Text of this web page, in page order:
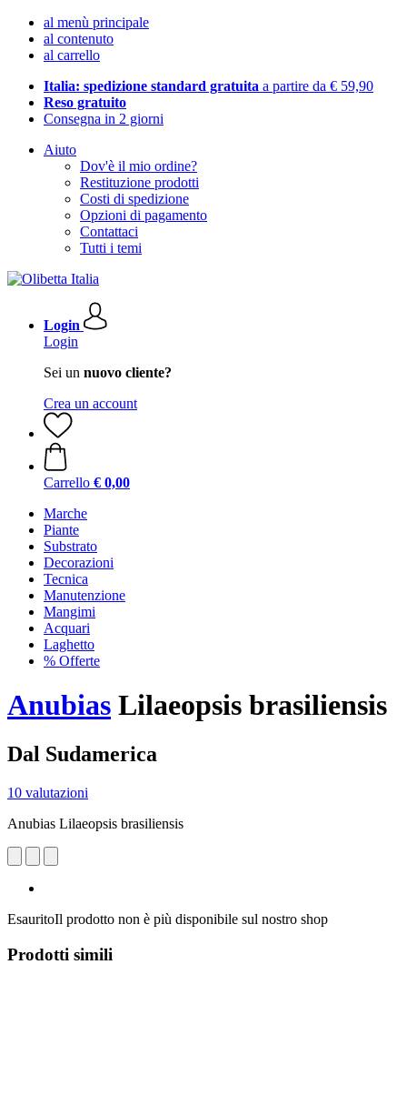
al menù principale
al contenuto
al carrello
Italia: spedizione standard gratuita a partire da € 59,90
Reso gratuito
Consegna in 2 giorni
Aiuto
Dov'è il mio ordine?
Restituzione prodotti
Costi di spedizione
Opzioni di pagamento
Contattaci
Tutti i temi
Login
Login
Sei un nuovo cliente?
Crea un account
Carrello € 0,00
Marche
Piante
Substrato
Decorazioni
Tecnica
Manutenzione
Mangimi
Acquari
Laghetto
% Offerte
Anubias Lilaeopsis brasiliensis
Dal Sudamerica
10 valutazioni
Anubias Lilaeopsis brasiliensis
EsauritoIl prodotto non è più disponibile sul nostro shop
Prodotti simili